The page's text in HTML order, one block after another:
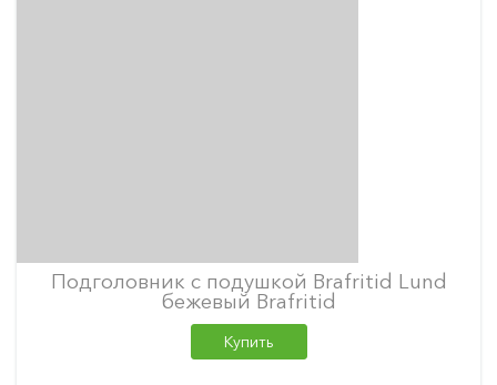
Подголовник с подушкой Brafritid Lund
бежевый Brafritid
Купить